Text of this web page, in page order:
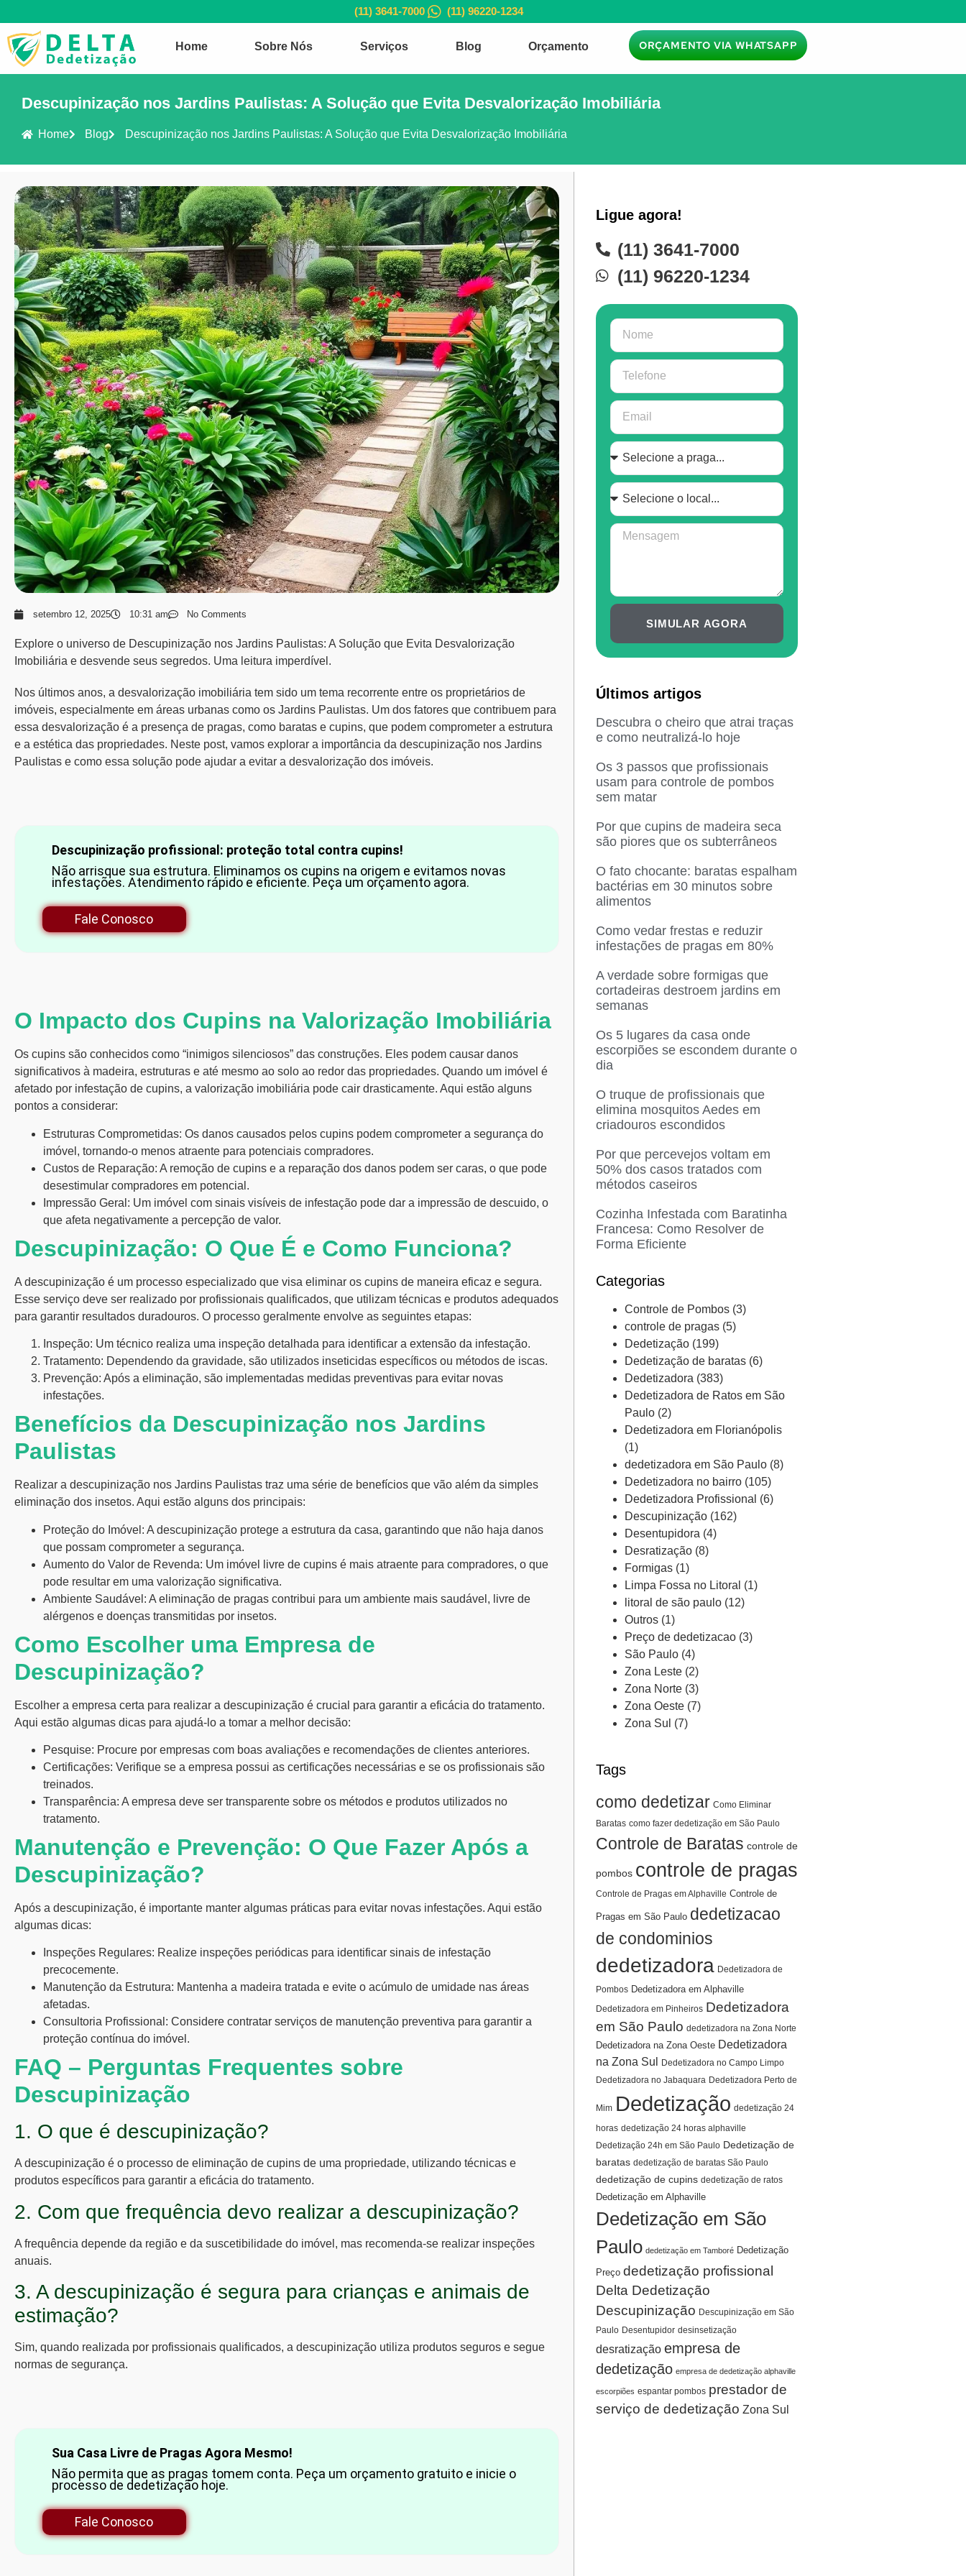
(11) 3641-7000 (11) 96220-1234
Home Sobre Nós Serviços Blog Orçamento ORÇAMENTO VIA WHATSAPP
Descupinização nos Jardins Paulistas: A Solução que Evita Desvalorização Imobiliária
Home Blog Descupinização nos Jardins Paulistas: A Solução que Evita Desvalorização Imobiliária
setembro 12, 2025 10:31 am No Comments
Explore o universo de Descupinização nos Jardins Paulistas: A Solução que Evita Desvalorização
Imobiliária e desvende seus segredos. Uma leitura imperdível.
Nos últimos anos, a desvalorização imobiliária tem sido um tema recorrente entre os proprietários de
imóveis, especialmente em áreas urbanas como os Jardins Paulistas. Um dos fatores que contribuem para
essa desvalorização é a presença de pragas, como baratas e cupins, que podem comprometer a estrutura
e a estética das propriedades. Neste post, vamos explorar a importância da descupinização nos Jardins
Paulistas e como essa solução pode ajudar a evitar a desvalorização dos imóveis.
Descupinização profissional: proteção total contra cupins!
Não arrisque sua estrutura. Eliminamos os cupins na origem e evitamos novas
infestações. Atendimento rápido e eficiente. Peça um orçamento agora.
Fale Conosco
O Impacto dos Cupins na Valorização Imobiliária
Os cupins são conhecidos como “inimigos silenciosos” das construções. Eles podem causar danos
significativos à madeira, estruturas e até mesmo ao solo ao redor das propriedades. Quando um imóvel é
afetado por infestação de cupins, a valorização imobiliária pode cair drasticamente. Aqui estão alguns
pontos a considerar:
Estruturas Comprometidas: Os danos causados pelos cupins podem comprometer a segurança do
imóvel, tornando-o menos atraente para potenciais compradores.
Custos de Reparação: A remoção de cupins e a reparação dos danos podem ser caras, o que pode
desestimular compradores em potencial.
Impressão Geral: Um imóvel com sinais visíveis de infestação pode dar a impressão de descuido, o
que afeta negativamente a percepção de valor.
Descupinização: O Que É e Como Funciona?
A descupinização é um processo especializado que visa eliminar os cupins de maneira eficaz e segura.
Esse serviço deve ser realizado por profissionais qualificados, que utilizam técnicas e produtos adequados
para garantir resultados duradouros. O processo geralmente envolve as seguintes etapas:
Inspeção: Um técnico realiza uma inspeção detalhada para identificar a extensão da infestação.
Tratamento: Dependendo da gravidade, são utilizados inseticidas específicos ou métodos de iscas.
Prevenção: Após a eliminação, são implementadas medidas preventivas para evitar novas
infestações.
Benefícios da Descupinização nos Jardins
Paulistas
Realizar a descupinização nos Jardins Paulistas traz uma série de benefícios que vão além da simples
eliminação dos insetos. Aqui estão alguns dos principais:
Proteção do Imóvel: A descupinização protege a estrutura da casa, garantindo que não haja danos
que possam comprometer a segurança.
Aumento do Valor de Revenda: Um imóvel livre de cupins é mais atraente para compradores, o que
pode resultar em uma valorização significativa.
Ambiente Saudável: A eliminação de pragas contribui para um ambiente mais saudável, livre de
alérgenos e doenças transmitidas por insetos.
Como Escolher uma Empresa de
Descupinização?
Escolher a empresa certa para realizar a descupinização é crucial para garantir a eficácia do tratamento.
Aqui estão algumas dicas para ajudá-lo a tomar a melhor decisão:
Pesquise: Procure por empresas com boas avaliações e recomendações de clientes anteriores.
Certificações: Verifique se a empresa possui as certificações necessárias e se os profissionais são
treinados.
Transparência: A empresa deve ser transparente sobre os métodos e produtos utilizados no
tratamento.
Manutenção e Prevenção: O Que Fazer Após a
Descupinização?
Após a descupinização, é importante manter algumas práticas para evitar novas infestações. Aqui estão
algumas dicas:
Inspeções Regulares: Realize inspeções periódicas para identificar sinais de infestação
precocemente.
Manutenção da Estrutura: Mantenha a madeira tratada e evite o acúmulo de umidade nas áreas
afetadas.
Consultoria Profissional: Considere contratar serviços de manutenção preventiva para garantir a
proteção contínua do imóvel.
FAQ – Perguntas Frequentes sobre
Descupinização
1. O que é descupinização?
A descupinização é o processo de eliminação de cupins de uma propriedade, utilizando técnicas e
produtos específicos para garantir a eficácia do tratamento.
2. Com que frequência devo realizar a descupinização?
A frequência depende da região e da suscetibilidade do imóvel, mas recomenda-se realizar inspeções
anuais.
3. A descupinização é segura para crianças e animais de
estimação?
Sim, quando realizada por profissionais qualificados, a descupinização utiliza produtos seguros e segue
normas de segurança.
Sua Casa Livre de Pragas Agora Mesmo!
Não permita que as pragas tomem conta. Peça um orçamento gratuito e inicie o
processo de dedetização hoje.
Fale Conosco
Ligue agora!
(11) 3641-7000
(11) 96220-1234
SIMULAR AGORA
Últimos artigos
Descubra o cheiro que atrai traças
e como neutralizá-lo hoje
Os 3 passos que profissionais
usam para controle de pombos
sem matar
Por que cupins de madeira seca
são piores que os subterrâneos
O fato chocante: baratas espalham
bactérias em 30 minutos sobre
alimentos
Como vedar frestas e reduzir
infestações de pragas em 80%
A verdade sobre formigas que
cortadeiras destroem jardins em
semanas
Os 5 lugares da casa onde
escorpiões se escondem durante o
dia
O truque de profissionais que
elimina mosquitos Aedes em
criadouros escondidos
Por que percevejos voltam em
50% dos casos tratados com
métodos caseiros
Cozinha Infestada com Baratinha
Francesa: Como Resolver de
Forma Eficiente
Categorias
Controle de Pombos (3)
controle de pragas (5)
Dedetização (199)
Dedetização de baratas (6)
Dedetizadora (383)
Dedetizadora de Ratos em São
Paulo (2)
Dedetizadora em Florianópolis
(1)
dedetizadora em São Paulo (8)
Dedetizadora no bairro (105)
Dedetizadora Profissional (6)
Descupinização (162)
Desentupidora (4)
Desratização (8)
Formigas (1)
Limpa Fossa no Litoral (1)
litoral de são paulo (12)
Outros (1)
Preço de dedetizacao (3)
São Paulo (4)
Zona Leste (2)
Zona Norte (3)
Zona Oeste (7)
Zona Sul (7)
Tags
como dedetizar Como Eliminar
Baratas como fazer dedetização em São Paulo
Controle de Baratas controle de
pombos controle de pragas
Controle de Pragas em Alphaville Controle de
Pragas em São Paulo dedetizacao
de condominios
dedetizadora Dedetizadora de
Pombos Dedetizadora em Alphaville
Dedetizadora em Pinheiros Dedetizadora
em São Paulo dedetizadora na Zona Norte
Dedetizadora na Zona Oeste Dedetizadora
na Zona Sul
Dedetizadora no Campo Limpo
Dedetizadora no Jabaquara Dedetizadora Perto de
Mim Dedetização dedetização 24
horas dedetização 24 horas alphaville
Dedetização 24h em São Paulo Dedetização de
baratas dedetização de baratas São Paulo
dedetização de cupins dedetização de ratos
Dedetização em Alphaville
Dedetização em São
Paulo dedetização em Tamboré Dedetização
Preço dedetização profissional
Delta Dedetização
Descupinização Descupinização em São
Paulo Desentupidor desinsetização
desratização empresa de
dedetização empresa de dedetização alphaville
escorpiões espantar pombos prestador de
serviço de dedetização Zona Sul